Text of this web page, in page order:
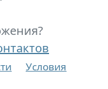
Условия